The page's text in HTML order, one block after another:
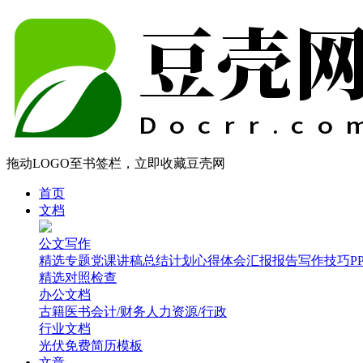
拖动LOGO至书签栏，立即收藏豆壳网
首页
文档
公文写作
精选专题党课讲稿总结计划 心得体会汇报报告写作技巧
精选对照检查
办公文档
古籍医书会计/财务 人力资源/行政
行业文档
光伏免费简历模板